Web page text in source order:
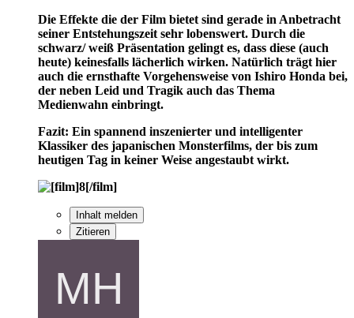
Die Effekte die der Film bietet sind gerade in Anbetracht
seiner Entstehungszeit sehr lobenswert. Durch die
schwarz/ weiß Präsentation gelingt es, dass diese (auch
heute) keinesfalls lächerlich wirken. Natürlich trägt hier
auch die ernsthafte Vorgehensweise von Ishiro Honda bei,
der neben Leid und Tragik auch das Thema
Medienwahn einbringt.
Fazit: Ein spannend inszenierter und intelligenter
Klassiker des japanischen Monsterfilms, der bis zum
heutigen Tag in keiner Weise angestaubt wirkt.
Inhalt melden
Zitieren